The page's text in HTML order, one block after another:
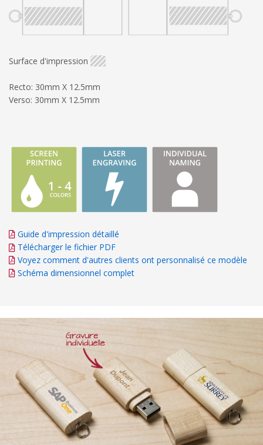
Surface d'impression
Recto: 30mm X 12.5mm
Verso: 30mm X 12.5mm
Guide d'impression détaillé
Télécharger le fichier PDF
Voyez comment d'autres clients ont personnalisé ce modèle
Schéma dimensionnel complet